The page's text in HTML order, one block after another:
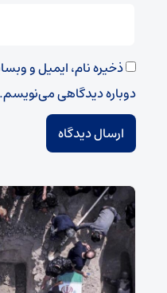
ذخیره نام، ایمیل و
دوباره دیدگاهی می‌نویسم.